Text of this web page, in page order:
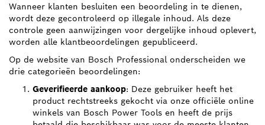
Wanneer klanten besluiten een beoordeling in te dienen,
wordt deze gecontroleerd op illegale inhoud. Als deze
controle geen aanwijzingen voor dergelijke inhoud oplevert,
worden alle klantbeoordelingen gepubliceerd.
Op de website van Bosch Professional onderscheiden we
drie categorieën beoordelingen:
Geverifieerde aankoop: Deze gebruiker heeft het
product rechtstreeks gekocht via onze officiële online
winkels van Bosch Power Tools en heeft de prijs